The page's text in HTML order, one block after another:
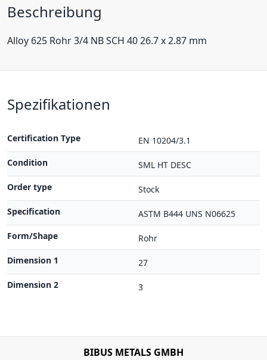
Beschreibung
Alloy 625 Rohr 3/4 NB SCH 40 26.7 x 2.87 mm
Spezifikationen
Certification Type
EN 10204/3.1
Condition
SML HT DESC
Order type
Stock
Specification
ASTM B444 UNS N06625
Form/Shape
Rohr
Dimension 1
27
Dimension 2
3
BIBUS METALS GMBH